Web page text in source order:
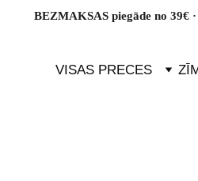
BEZMAKSAS piegāde no 39€
VISAS PRECES